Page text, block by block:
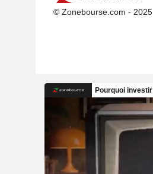
© Zonebourse.com - 2025